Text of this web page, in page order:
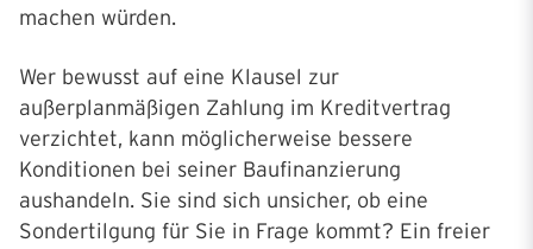
machen würden.
Wer bewusst auf eine Klausel zur
außerplanmäßigen Zahlung im Kreditvertrag
verzichtet, kann möglicherweise bessere
Konditionen bei seiner Baufinanzierung
aushandeln. Sie sind sich unsicher, ob eine
Sondertilgung für Sie in Frage kommt? Ein freier